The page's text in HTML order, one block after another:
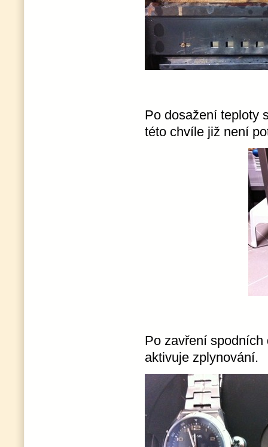
Po dosažení teploty
této chvíle již není
Po zavření
aktivuje zplynování.